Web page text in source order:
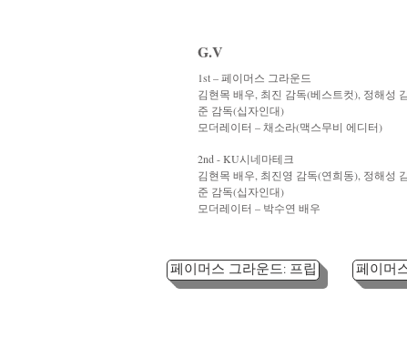
G.V
1st – 페이머스 그라운드
김현목 배우, 최진 감독(베스트컷), 정해성
준 감독(십자인대)
모더레이터 – 채소라(맥스무비 에디터)
2nd - KU시네마테크
김현목 배우, 최진영 감독(연희동), 정해성
준 감독(십자인대)
모더레이터 – 박수연 배우
페이머스 그라운드: 프립 페이머